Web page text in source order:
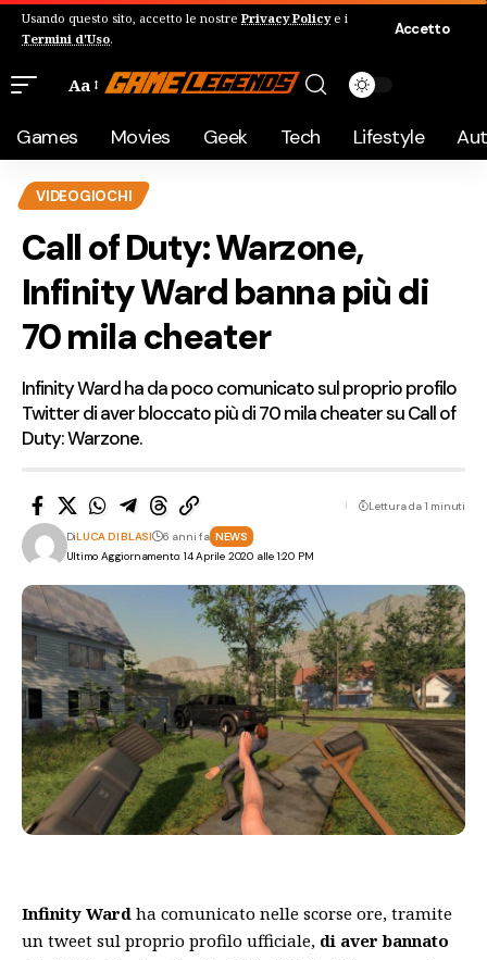
Usando questo sito, accetto le nostre Privacy Policye i
Termini d'Uso.
Accetto
Aa
Games Movies Geek Tech Lifestyle
VIDEOGIOCHI
Call of Duty: Warzone,
Infinity Ward banna più di
70 mila cheater
Infinity Ward ha da poco comunicato sul proprio profilo
Twitter di aver bloccato più di 70 mila cheater su Call of
Duty: Warzone.
Ultimo Aggiornamento: 14 Aprile 2020 alle 1:20 PM
DiLUCA DI BLASI 6 anni fa NEWS
Lettura da 1 minuti
Infinity Ward ha comunicato nelle scorse ore, tramite
un tweet sul proprio profilo ufficiale, di aver bannato